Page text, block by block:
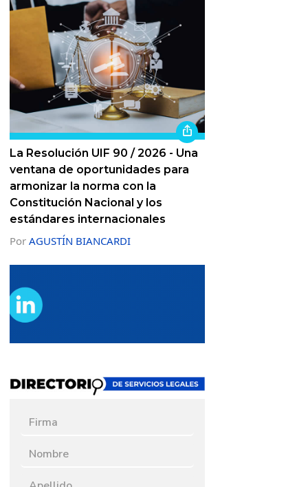
La Resolución UIF 90 / 2026 - Una
ventana de oportunidades para
armonizar la norma con la
Constitución Nacional y los
estándares internacionales
Por AGUSTÍN BIANCARDI